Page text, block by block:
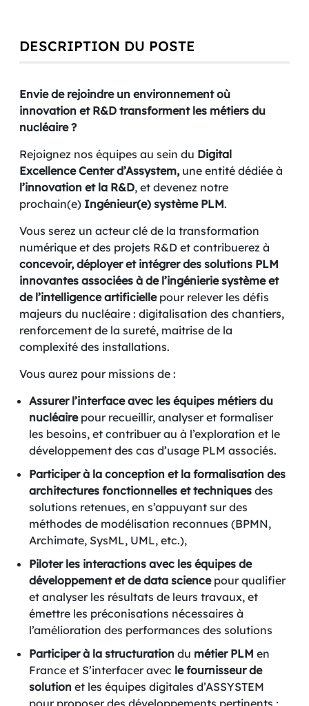
DESCRIPTION DU POSTE
Envie de rejoindre un environnement où
innovation et R&D transforment les métiers du
nucléaire ?
Rejoignez nos équipes au sein du Digital
Excellence Center d’Assystem, une entité dédiée à
l’innovation et la R&D, et devenez notre
prochain(e) Ingénieur(e) système PLM.
Vous serez un acteur clé de la transformation
numérique et des projets R&D et contribuerez à
concevoir, déployer et intégrer des solutions PLM
innovantes associées à de l’ingénierie système et
de l’intelligence artificiellepour relever les défis
majeurs du nucléaire : digitalisation des chantiers,
renforcement de la sureté, maitrise de la
complexité des installations.
Vous aurez pour missions de :
Assurer l’interface avec les équipes métiers du
nucléairepour recueillir, analyser et formaliser
les besoins, et contribuer au à l’exploration et le
développement des cas d’usage PLM associés.
Participer à la conception et la formalisation des
architectures fonctionnelles et techniques des
solutions retenues, en s’appuyant sur des
méthodes de modélisation reconnues (BPMN,
Archimate, SysML, UML, etc.),
Piloter les interactions avec les équipes de
développement et de data sciencepour qualifier
et analyser les résultats de leurs travaux, et
émettre les préconisations nécessaires à
l’amélioration des performances des solutions
Participer à la structuration du métier PLM en
France et S’interfacer avec le fournisseur de
solution et les équipes digitales d’ASSYSTEM
pour proposer des développements pertinents ;